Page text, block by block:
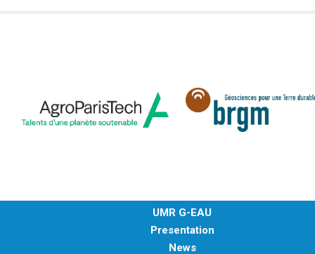
UMR G-EAU
Presentation
News